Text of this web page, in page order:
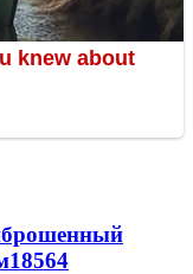
18564